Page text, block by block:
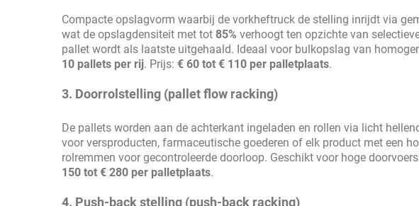
Compacte opslagvorm waarbij de vorkheftruck de stelling inrijdt via
wat de opslagdensiteit met tot 85% verhoogt ten opzichte van
pallet wordt als laatste uitgehaald. Ideaal voor bulkopslag van
10 pallets per rij. Prijs: € 60 tot € 110 per palletplaats.
3. Doorrolstelling (pallet flow racking)
De pallets worden aan de achterkant ingeladen en rollen via licht
voor versproducten, farmaceutische goederen of elk product met een
rolremmen voor gecontroleerde doorloop. Geschikt voor hoge
150 tot € 280 per palletplaats.
4. Push-back stelling (push-back racking)